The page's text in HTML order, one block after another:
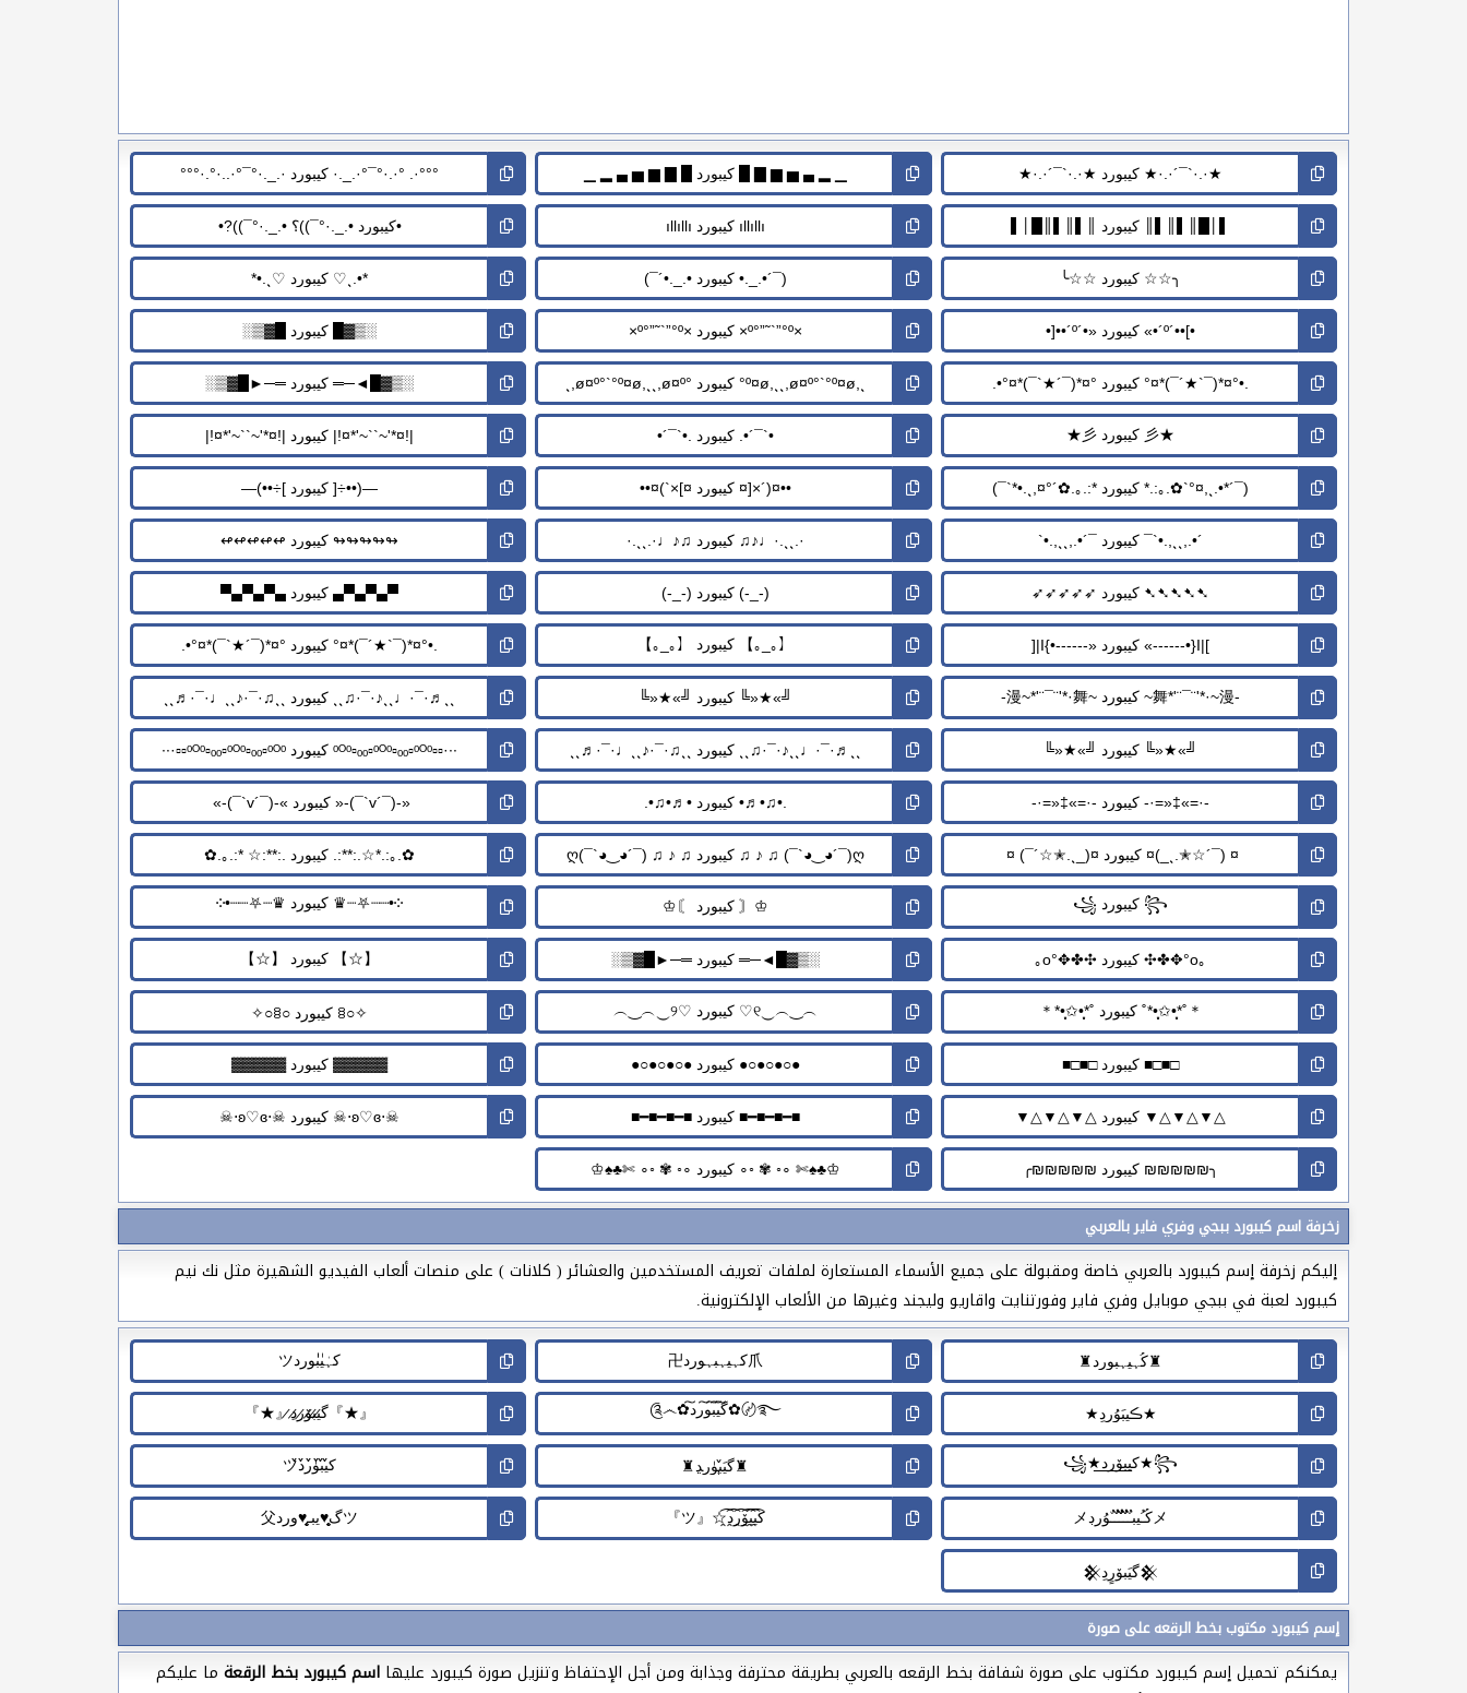
زخرفة اسم كيبورد ببجي وفري فاير بالعربي
إليكم زخرفة إسم كيبورد بالعربي خاصة ومقبولة على جميع الأسماء المستعارة لملفات تعريف المستخدمين والعشائر ( كلانات ) على منصات ألعاب الفيديو الشهيرة مثل نك نيم
كيبورد لعبة في ببجي موبايل وفري فاير وفورتنايت واقاريو وليجند وغيرها من الألعاب الإلكترونية.
إسم كيبورد مكتوب بخط الرقعه على صورة
يمكنكم تحميل إسم كيبورد مكتوب على صورة شفافة بخط الرقعه بالعربي بطريقة محترفة وجذابة ومن أجل الإحتفاظ وتنزيل صورة كيبورد عليها اسم كيبورد بخط الرقعةما عليكم